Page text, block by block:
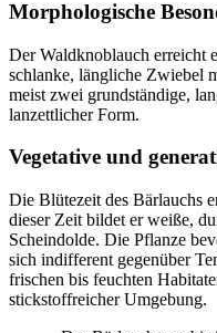
Morphologische
Der Waldknoblauch erreicht
schlanke, längliche Zwiebel
meist zwei grundständige,
lanzettlicher Form.
Vegetative und
Die Blütezeit des Bärlauchs
dieser Zeit bildet er weiße,
Scheindolde. Die Pflanze
sich indifferent gegenüber
frischen bis feuchten
stickstoffreicher Umgebung.